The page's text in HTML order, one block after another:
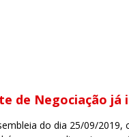
de Negociação já
do dia 25/09/